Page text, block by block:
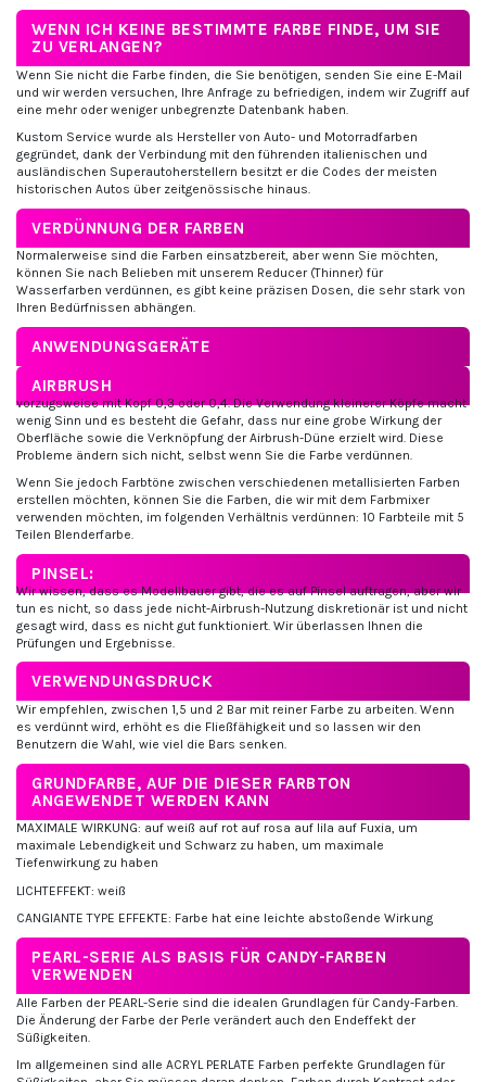
WENN ICH KEINE BESTIMMTE FARBE FINDE, UM SIE
ZU VERLANGEN?
Wenn Sie nicht die Farbe finden, die Sie benötigen, senden Sie eine E-Mail
und wir werden versuchen, Ihre Anfrage zu befriedigen, indem wir Zugriff auf
eine mehr oder weniger unbegrenzte Datenbank haben.
Kustom Service wurde als Hersteller von Auto- und Motorradfarben
gegründet, dank der Verbindung mit den führenden italienischen und
ausländischen Superautoherstellern besitzt er die Codes der meisten
historischen Autos über zeitgenössische hinaus.
VERDÜNNUNG DER FARBEN
Normalerweise sind die Farben einsatzbereit, aber wenn Sie möchten,
können Sie nach Belieben mit unserem Reducer (Thinner) für
Wasserfarben verdünnen, es gibt keine präzisen Dosen, die sehr stark von
Ihren Bedürfnissen abhängen.
ANWENDUNGSGERÄTE
AIRBRUSH
vorzugsweise mit Kopf 0,3 oder 0,4. Die Verwendung kleinerer Köpfe macht
wenig Sinn und es besteht die Gefahr, dass nur eine grobe Wirkung der
Oberfläche sowie die Verknöpfung der Airbrush-Düne erzielt wird. Diese
Probleme ändern sich nicht, selbst wenn Sie die Farbe verdünnen.
Wenn Sie jedoch Farbtöne zwischen verschiedenen metallisierten Farben
erstellen möchten, können Sie die Farben, die wir mit dem Farbmixer
verwenden möchten, im folgenden Verhältnis verdünnen: 10 Farbteile mit 5
Teilen Blenderfarbe.
PINSEL:
Wir wissen, dass es Modellbauer gibt, die es auf Pinsel auftragen, aber wir
tun es nicht, so dass jede nicht-Airbrush-Nutzung diskretionär ist und nicht
gesagt wird, dass es nicht gut funktioniert. Wir überlassen Ihnen die
Prüfungen und Ergebnisse.
VERWENDUNGSDRUCK
Wir empfehlen, zwischen 1,5 und 2 Bar mit reiner Farbe zu arbeiten. Wenn
es verdünnt wird, erhöht es die Fließfähigkeit und so lassen wir den
Benutzern die Wahl, wie viel die Bars senken.
GRUNDFARBE, AUF DIE DIESER FARBTON
ANGEWENDET WERDEN KANN
MAXIMALE WIRKUNG: auf weiß auf rot auf rosa auf lila auf Fuxia, um
maximale Lebendigkeit und Schwarz zu haben, um maximale
Tiefenwirkung zu haben
LICHTEFFEKT: weiß
CANGIANTE TYPE EFFEKTE: Farbe hat eine leichte abstoßende Wirkung
PEARL-SERIE ALS BASIS FÜR CANDY-FARBEN
VERWENDEN
Alle Farben der PEARL-Serie sind die idealen Grundlagen für Candy-Farben.
Die Änderung der Farbe der Perle verändert auch den Endeffekt der
Süßigkeiten.
Im allgemeinen sind alle ACRYL PERLATE Farben perfekte Grundlagen für